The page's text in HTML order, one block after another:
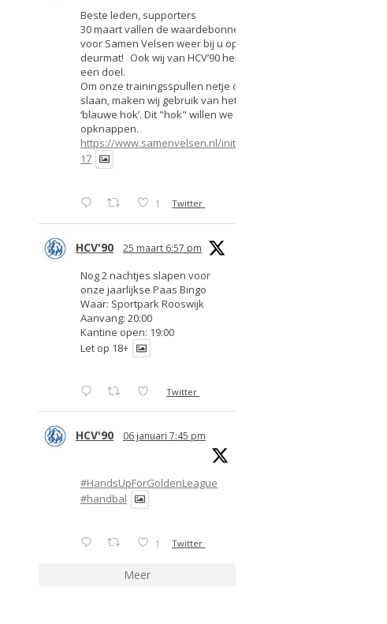
Beste leden, supporters
30 maart vallen de waardebonnen
voor Samen Velsen weer bij u op de
deurmat! Ook wij van HCV’90 hebben
een doel.
Om onze trainingsspullen netje op te
slaan, maken wij gebruik van het
‘blauwe hok’. Dit "hok" willen we
opknappen.
https://www.samenvelsen.nl/initiatief/2
17
1 Twitter
HCV'90 25 maart 6:57 pm
Nog 2 nachtjes slapen voor
onze jaarlijkse Paas Bingo
Waar: Sportpark Rooswijk
Aanvang: 20:00
Kantine open: 19:00
Let op 18+
Twitter
HCV'90 06 januari 7:45 pm
#HandsUpForGoldenLeague
#handbal
1 Twitter
Meer